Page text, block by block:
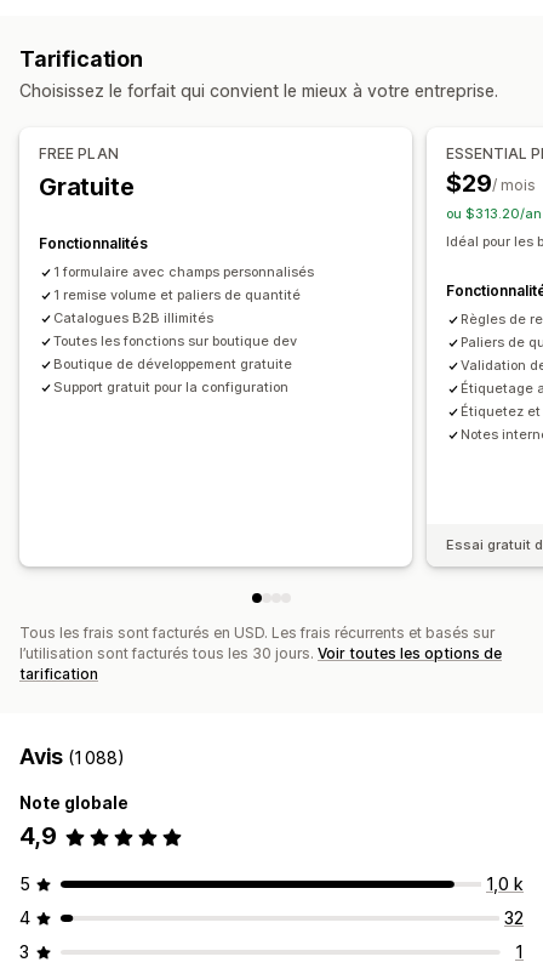
Réévaluation automatique de la tarification
Correspondance des prix Correspondance automatique
Suivi
Codes de réduction
Réductions en fonction de la quantité
Délais de paiement
Formulaire d’inscription
Connexion pour prix en gros
Gestion des commandes
Traitement en bloc Formulaire de commande
Commandes manuelles
Minimums de commande Limites de commande
Statut de la commande Devises multiples
Accès API
Importation et exportation
Tarification
Choisissez le forfait qui convient le mieux à votre entreprise.
FREE PLAN
Gratuite
Fonctionnalités
1 formulaire avec champs personnalisés
1 remise volume et paliers de quantité
Catalogues B2B illimités
Toutes les fonctions sur boutique dev
Boutique de développement gratuite
Support gratuit pour la configuration
ESSENTIAL
$29/ mois
ou $313.20/
Idéal pour les
Règles de
Paliers de
Validation
Étiquetage
Étiquetez
Notes
Essai gratuit
Tous les frais sont facturés en USD. Les frais récurrents et basés sur
l’utilisation sont facturés tous les 30 jours. Voir toutes les options de
tarification
Avis (1 088)
Note globale
4,9
5
1,0 k
4
32
3
1